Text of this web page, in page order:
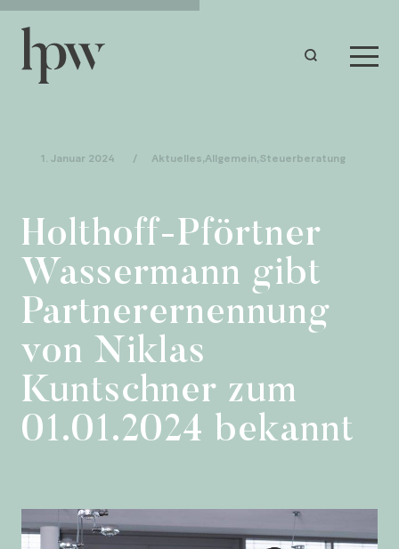
1. Januar 2024 / Aktuelles,Allgemein,Steuerberatung
Holthoff-Pförtner
Wassermann gibt
Partnerernennung
von Niklas
Kuntschner zum
01.01.2024 bekannt